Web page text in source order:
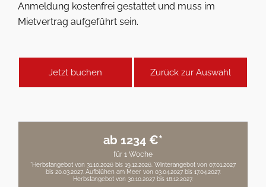
Anmeldung kostenfrei gestattet und muss im
Mietvertrag aufgeführt sein.
Jetzt buchen Zurück zur Auswahl
ab 1234 €*
für 1 Woche
*Herbstangebot von 31.10.2026 bis 19.12.2026. Winterangebot von 07.01.2027
bis 20.03.2027. Aufblühen am Meer von 03.04.2027 bis 17.04.2027.
Herbstangebot von 30.10.2027 bis 18.12.2027.